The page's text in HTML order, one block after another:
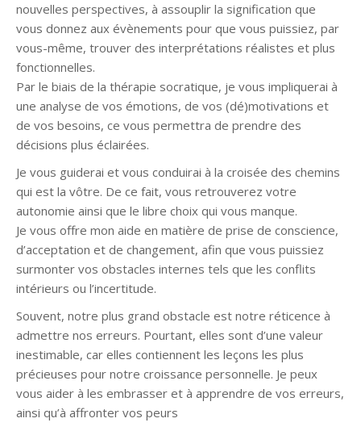
nouvelles perspectives, à assouplir la signification que
vous donnez aux évènements pour que vous puissiez, par
vous-même, trouver des interprétations réalistes et plus
fonctionnelles.
Par le biais de la thérapie socratique, je vous impliquerai à
une analyse de vos émotions, de vos (dé)motivations et
de vos besoins, ce vous permettra de prendre des
décisions plus éclairées.
Je vous guiderai et vous conduirai à la croisée des chemins
qui est la vôtre. De ce fait, vous retrouverez votre
autonomie ainsi que le libre choix qui vous manque.
Je vous offre mon aide en matière de prise de conscience,
d’acceptation et de changement, afin que vous puissiez
surmonter vos obstacles internes tels que les conflits
intérieurs ou l’incertitude.
Souvent, notre plus grand obstacle est notre réticence à
admettre nos erreurs. Pourtant, elles sont d’une valeur
inestimable, car elles contiennent les leçons les plus
précieuses pour notre croissance personnelle. Je peux
vous aider à les embrasser et à apprendre de vos erreurs,
ainsi qu’à affronter vos peurs